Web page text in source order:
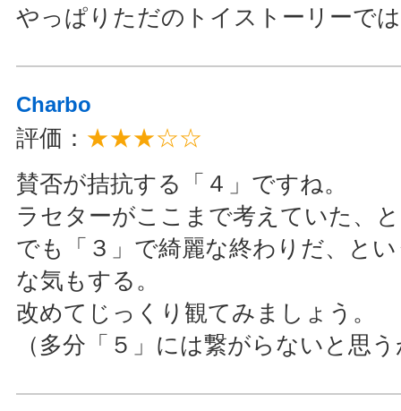
やっぱりただのトイストーリーで
Charbo
評価： ★★★☆☆
賛否が拮抗する「４」ですね。
ラセターがここまで考えていた、
でも「３」で綺麗な終わりだ、と
な気もする。
改めてじっくり観てみましょう。
（多分「５」には繋がらないと思